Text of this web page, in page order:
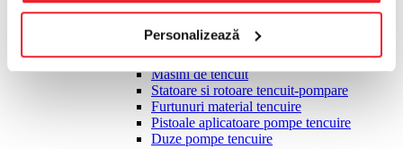
Personalizează
Talere diamantate slefuire
Slefuitoare pereti tip girafa
Tencuire, pompare material
Tencuire, pompare material
Masini de tencuit
Statoare si rotoare tencuit-pompare
Furtunuri material tencuire
Pistoale aplicatoare pompe tencuire
Duze pompe tencuire